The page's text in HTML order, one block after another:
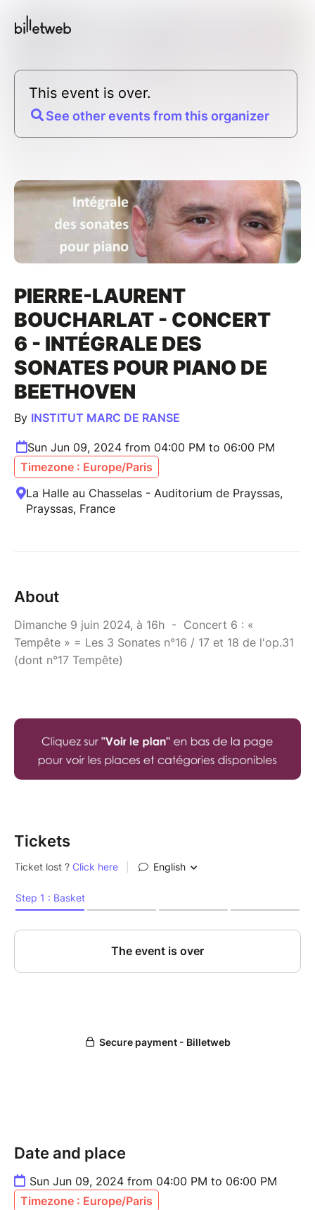
This event is over.
See other events from this organizer
PIERRE-LAURENT
BOUCHARLAT - CONCERT
6 - INTÉGRALE DES
SONATES POUR PIANO DE
BEETHOVEN
By INSTITUT MARC DE RANSE
Sun Jun 09, 2024 from 04:00 PM to 06:00 PM
Timezone : Europe/Paris
La Halle au Chasselas - Auditorium de Prayssas,
Prayssas, France
About
Dimanche 9 juin 2024, à 16h - Concert 6 : «
Tempête » = Les 3 Sonates n°16 / 17 et 18 de l'op.31
(dont n°17 Tempête)
Tickets
Date and place
Sun Jun 09, 2024 from 04:00 PM to 06:00 PM
Timezone : Europe/Paris